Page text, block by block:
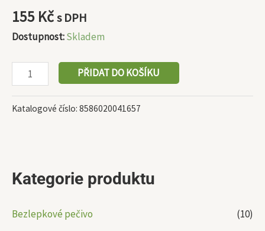
Kategorie produktu
Bezlepkové pečivo
(10)
155 Kčs DPH
Dostupnost:Skladem
PŘIDAT DO KOŠÍKU
Katalogové číslo: 8586020041657